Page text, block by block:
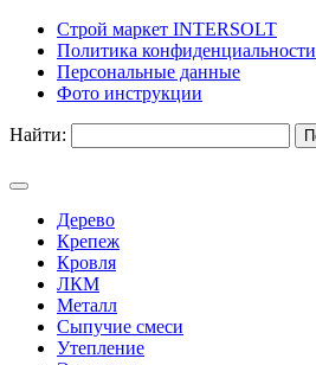
Строй маркет INTERSOLT
Политика конфиденциальности
Персональные данные
Фото инструкции
Найти:
Дерево
Крепеж
Кровля
ЛКМ
Металл
Сыпучие смеси
Утепление